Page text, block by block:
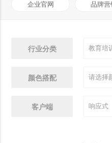
企业官网 品牌营
行业分类
颜色搭配
客户端